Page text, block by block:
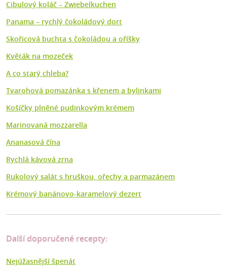
Cibulový koláč – Zwiebelkuchen
Panama – rychlý čokoládový dort
Skořicová buchta s čokoládou a oříšky
Květák na mozeček
A co starý chleba?
Tvarohová pomazánka s křenem a bylinkami
Košíčky plněné pudinkovým krémem
Marinovaná mozzarella
Ananasová čína
Rychlá kávová zrna
Rukolový salát s hruškou, ořechy a parmazánem
Krémový banánovo-karamelový dezert
Další doporučené recepty:
Nejúžasnější špenát